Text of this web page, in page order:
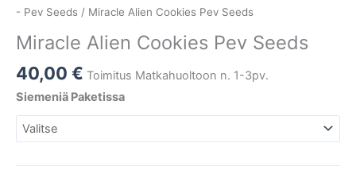
- Pev Seeds / Miracle Alien Cookies Pev Seeds
Miracle Alien Cookies Pev Seeds
40,00 € Toimitus Matkahuoltoon n. 1-3pv.
Siemeniä Paketissa